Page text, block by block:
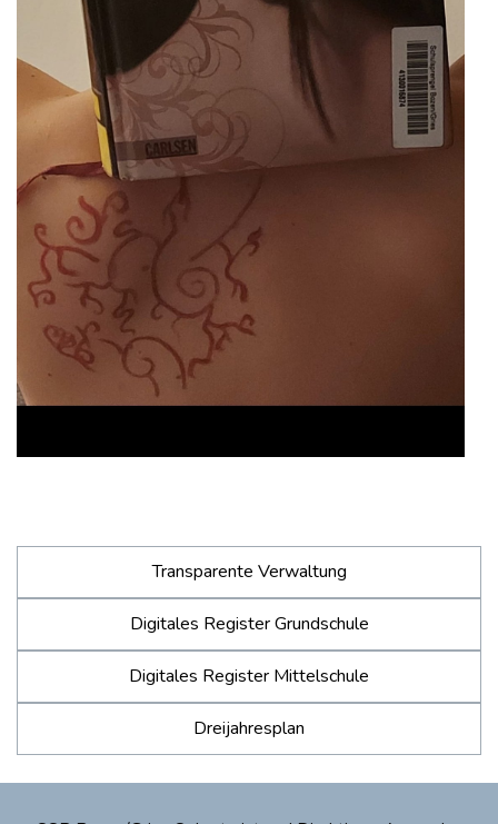
Transparente Verwaltung
Digitales Register Grundschule
Digitales Register Mittelschule
Dreijahresplan